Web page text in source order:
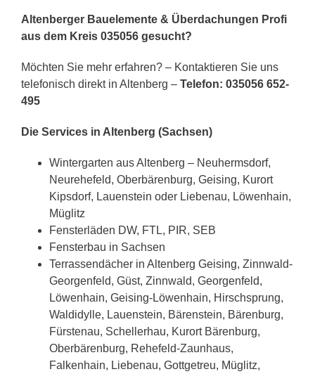
Altenberger Bauelemente & Überdachungen Profi
aus dem Kreis 035056 gesucht?
Möchten Sie mehr erfahren? – Kontaktieren Sie uns
telefonisch direkt in Altenberg – Telefon: 035056 652-
495
Die Services in Altenberg (Sachsen)
Wintergarten aus Altenberg – Neuhermsdorf,
Neurehefeld, Oberbärenburg, Geising, Kurort
Kipsdorf, Lauenstein oder Liebenau, Löwenhain,
Müglitz
Fensterläden DW, FTL, PIR, SEB
Fensterbau in Sachsen
Terrassendächer in Altenberg Geising, Zinnwald-
Georgenfeld, Güst, Zinnwald, Georgenfeld,
Löwenhain, Geising-Löwenhain, Hirschsprung,
Waldidylle, Lauenstein, Bärenstein, Bärenburg,
Fürstenau, Schellerhau, Kurort Bärenburg,
Oberbärenburg, Rehefeld-Zaunhaus,
Falkenhain, Liebenau, Gottgetreu, Müglitz,